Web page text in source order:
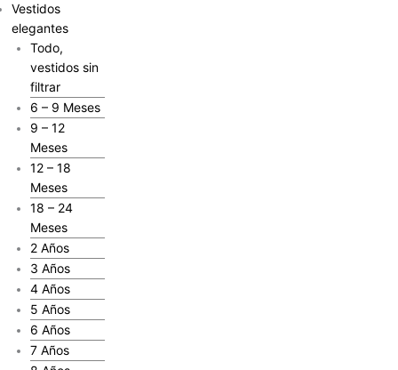
Vestidos
elegantes
Todo,
vestidos sin
filtrar
6 – 9 Meses
9 – 12
Meses
12 – 18
Meses
18 – 24
Meses
2 Años
3 Años
4 Años
5 Años
6 Años
7 Años